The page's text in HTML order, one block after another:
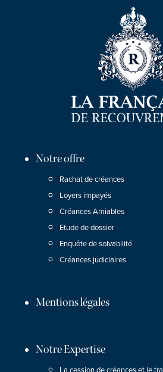
Notre offre
Rachat de créances
Loyers impayés
Créances Amiables
Etude de dossier
Enquête de solvabilité
Créances judiciaires
Mentions légales
Notre Expertise
La cession de créances et le